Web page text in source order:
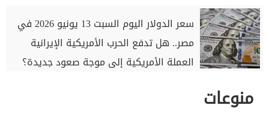
سعر الدولار اليوم السبت 13 يونيو 2026 في
مصر.. هل تدفع الحرب الأمريكية الإيرانية
العملة الأمريكية إلى موجة صعود جديدة؟
منوعات